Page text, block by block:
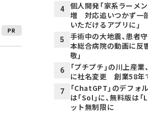
PR
4
個人開発「家系ラーメ
増 対応追いつかず一
いただけるアプリに」
5
手術中の大地震、患
本総合病院の動画に反
敬」
6
「プチプチ」の川上産業
に社名変更 創業58年
7
「ChatGPT」のデフォ
は「Sol」に、無料版は
ット無制限に